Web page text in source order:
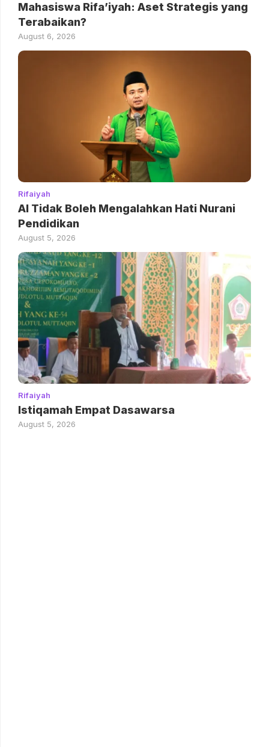
Mahasiswa Rifa’iyah: Aset Strategis yang
Terabaikan?
August 6, 2026
Rifaiyah
AI Tidak Boleh Mengalahkan Hati Nurani
Pendidikan
August 5, 2026
Rifaiyah
Istiqamah Empat Dasawarsa
August 5, 2026